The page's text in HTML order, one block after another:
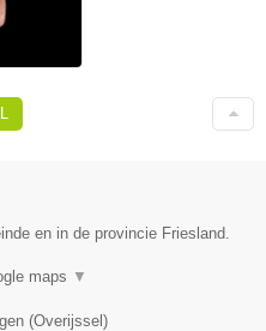
en in de provincie Friesland.
maps ▼
(Overijssel )